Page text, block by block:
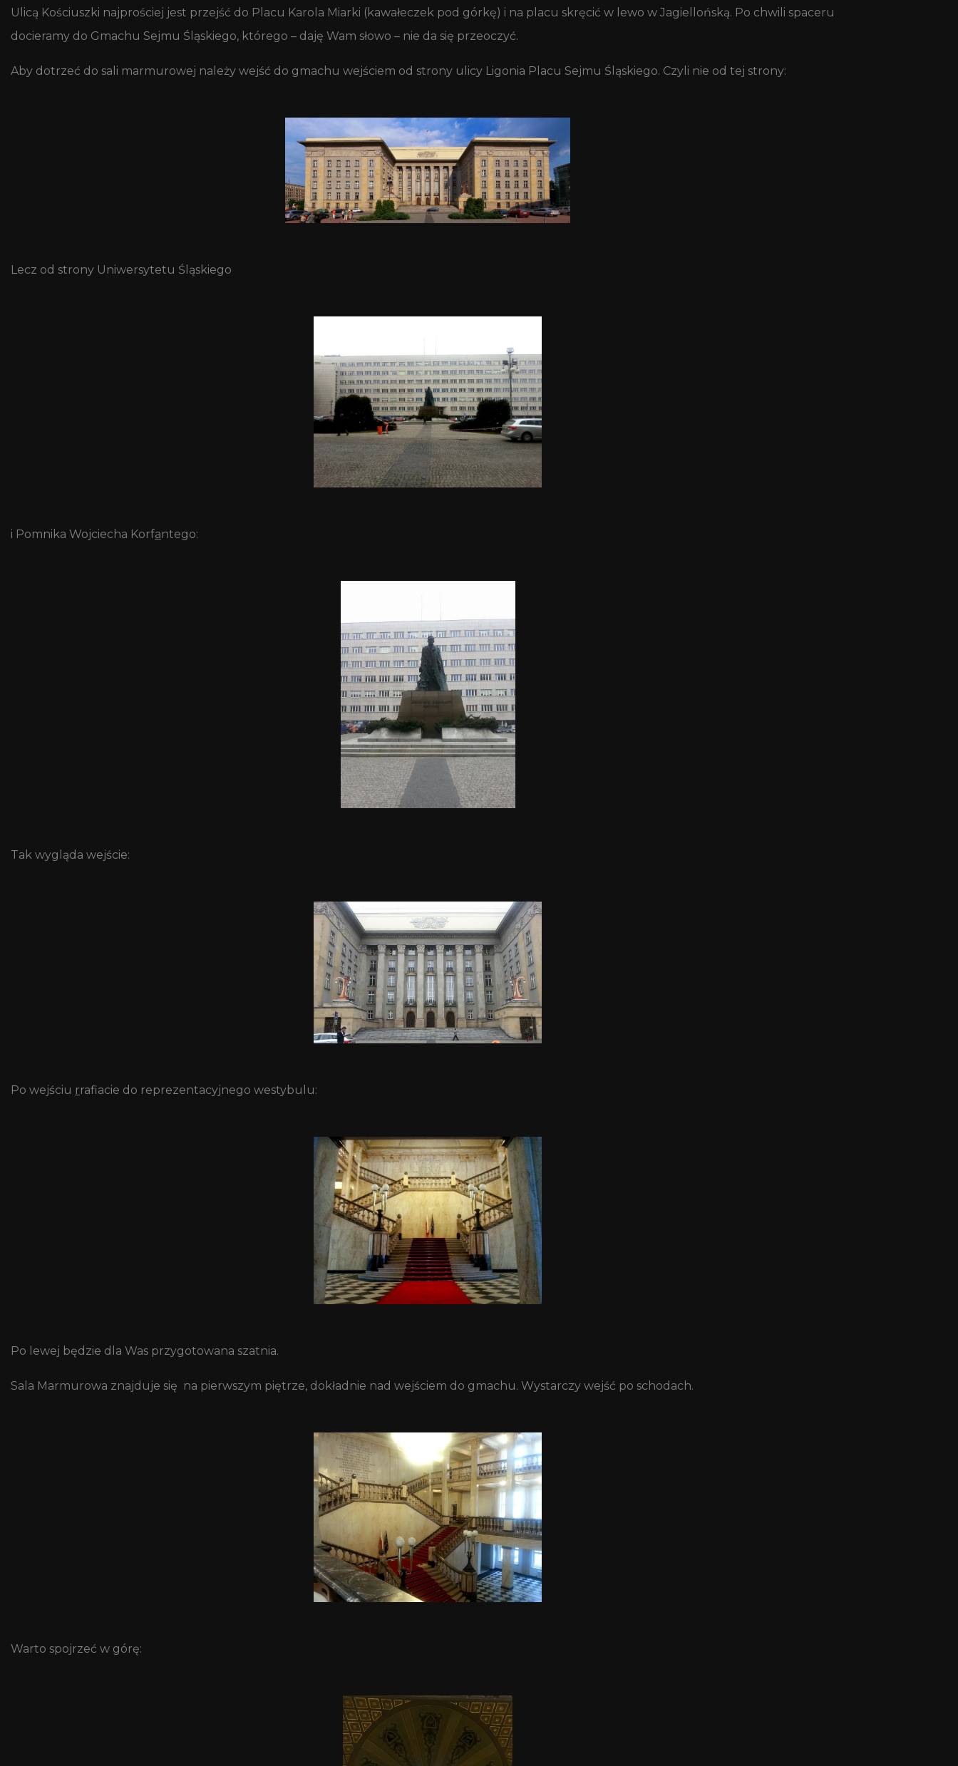
Ulicą Kościuszki najprościej jest przejść do Placu Karola Miarki (kawałeczek pod górkę) i na placu skręcić w lewo w Jagiellońską. Po chwili spaceru
docieramy do Gmachu Sejmu Śląskiego, którego – daję Wam słowo – nie da się przeoczyć.
Aby dotrzeć do sali marmurowej należy wejść do gmachu wejściem od strony ulicy Ligonia Placu Sejmu Śląskiego. Czyli nie od tej strony:
Lecz od strony Uniwersytetu Śląskiego
i Pomnika Wojciecha Korfantego:
Tak wygląda wejście:
Po wejściu rrafiacie do reprezentacyjnego westybulu:
Po lewej będzie dla Was przygotowana szatnia.
Sala Marmurowa znajduje się na pierwszym piętrze, dokładnie nad wejściem do gmachu. Wystarczy wejść po schodach.
Warto spojrzeć w górę: